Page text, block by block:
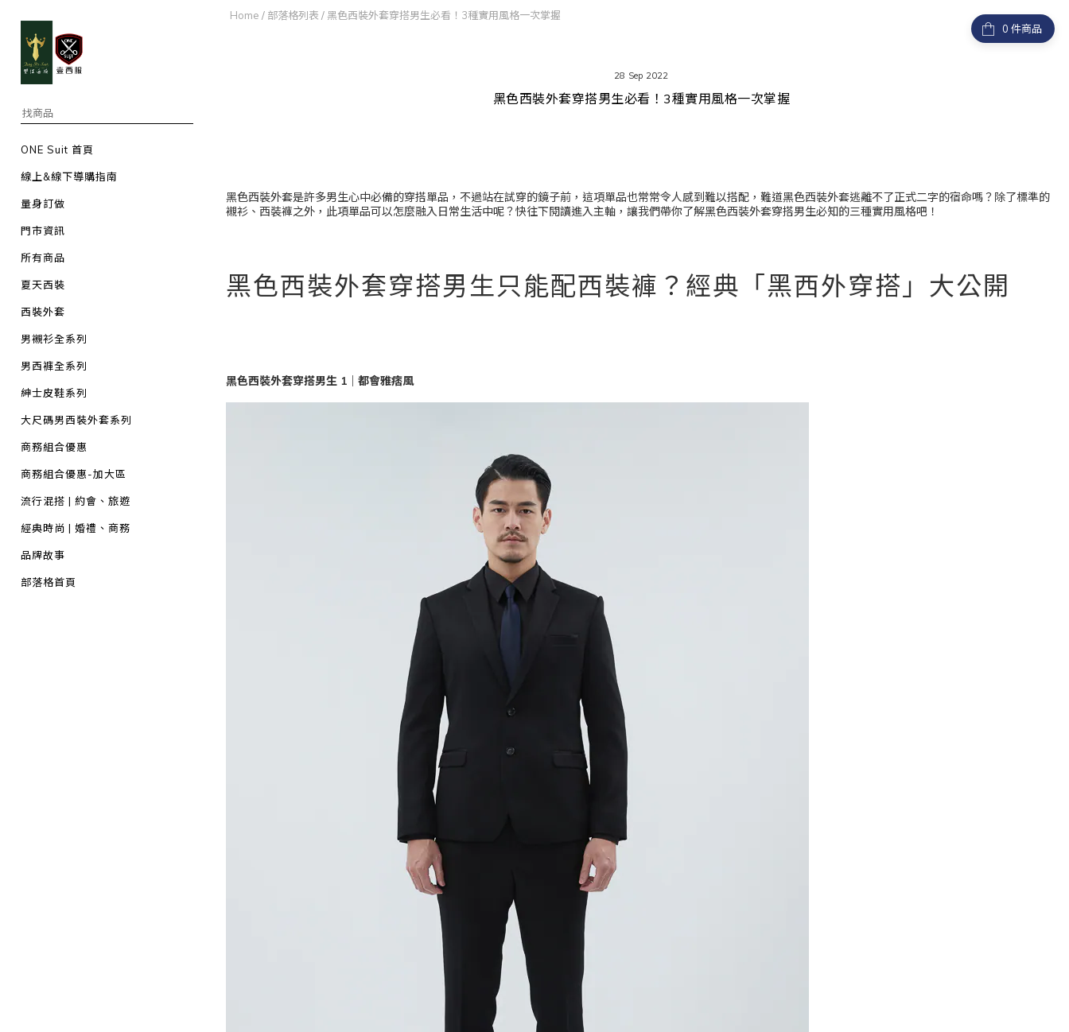
ONE Suit 首頁
線上&線下導購指南
量身訂做
門市資訊
所有商品
夏天西裝
西裝外套
男襯衫全系列
男西褲全系列
紳士皮鞋系列
大尺碼男西裝外套系列
商務組合優惠
商務組合優惠-加大區
流行混搭 | 約會、旅遊
經典時尚 | 婚禮、商務
品牌故事
部落格首頁
件商品
Home / 部落格列表 /黑色西裝外套穿搭男生必看！3種實用風格一次掌握
28 Sep 2022
黑色西裝外套穿搭男生必看！3種實用風格一次掌握
黑色西裝外套是許多男生心中必備的穿搭單品，不過站在試穿的鏡子前，這項單品也常常令人感到難以搭配，難道黑色西裝外套逃離不了正式二字的宿命嗎？除了標準的
襯衫、西裝褲之外，此項單品可以怎麼融入日常生活中呢？快往下閱讀進入主軸，讓我們帶你了解黑色西裝外套穿搭男生必知的三種實用風格吧！
黑色西裝外套穿搭男生只能配西裝褲？經典「黑西外穿搭」大公開
黑色西裝外套穿搭男生 1｜都會雅痞風